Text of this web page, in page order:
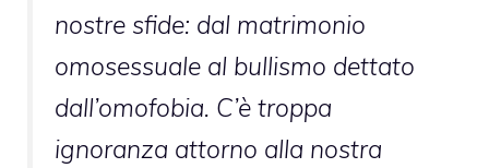
nostre sfide: dal matrimonio
omosessuale al bullismo dettato
dall’omofobia. C’è troppa
ignoranza attorno alla nostra